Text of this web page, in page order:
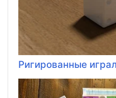
Ригированные